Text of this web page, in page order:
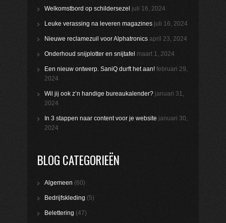
Welkomstbord op schildersezel juli 16, 2024
Leuke verassing na leveren magazines juli 16, 2024
Nieuwe reclamezuil voor Alphatronics april 23, 2024
Onderhoud snijplotter en snijtafel maart 1, 2024
Een nieuw ontwerp. SaniQ durft het aan! februari 29,
2024
Wil jij ook z’n handige bureaukalender? januari 31,
2024
In 3 stappen naar content voor je website januari 30,
2024
BLOG CATEGORIEËN
Algemeen (60)
Bedrijfskleding (5)
Belettering (47)